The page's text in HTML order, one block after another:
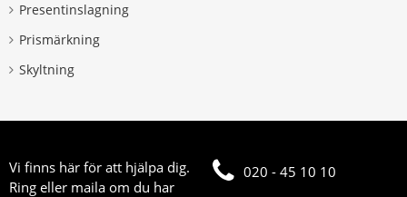
Presentinslagning
Prismärkning
Skyltning
Vi finns här för att hjälpa dig.
Ring eller maila om du har
020 - 45 10 10